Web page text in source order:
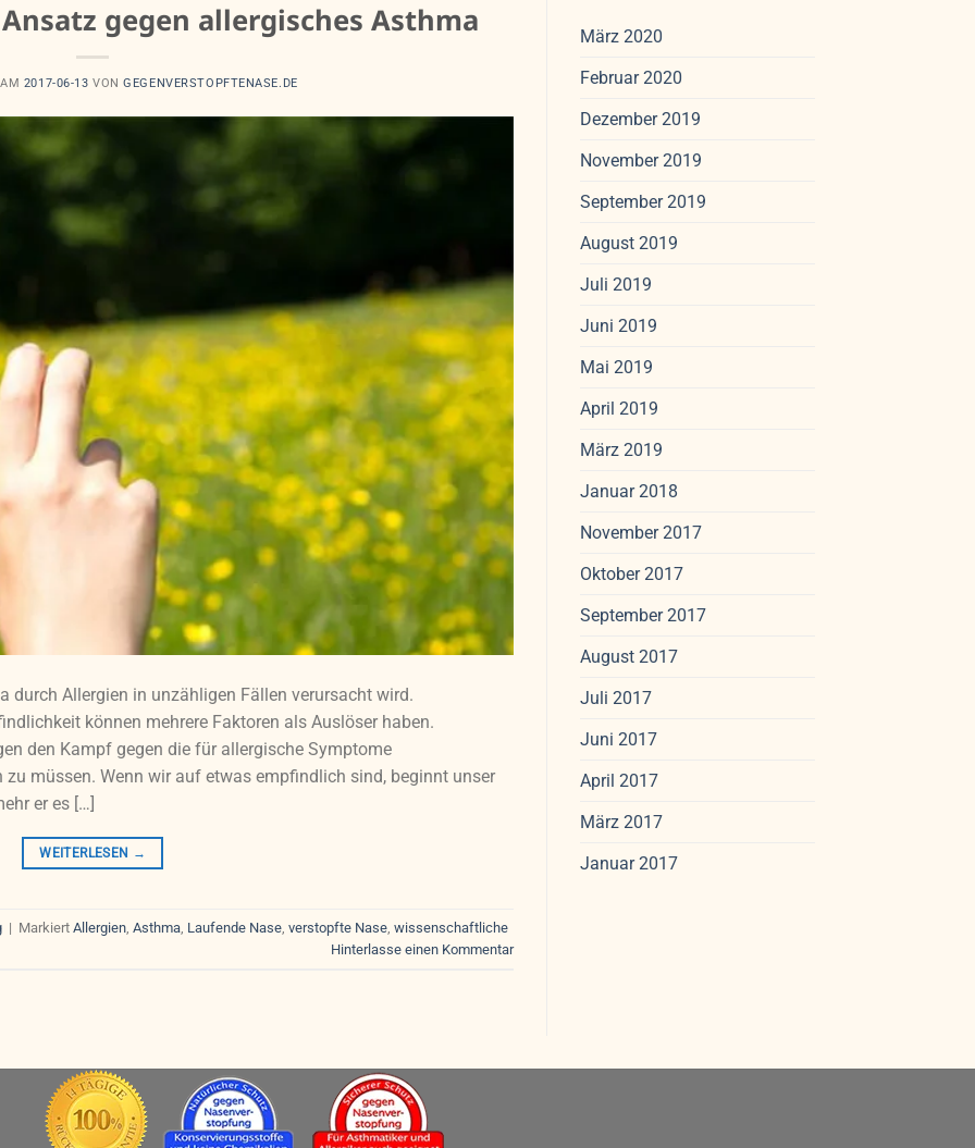
gegen allergisches Asthma
2017-06-13 VONGEGENVERSTOPFTENASE.DE
durch Allergien in unzähligen Fällen verursacht wird.
können mehrere Faktoren als Auslöser haben.
den Kampf gegen die für allergische Symptome
müssen. Wenn wir auf etwas empfindlich sind, beginnt unser
er es […]
WEITERLESEN →
| Markiert Allergien Asthma Laufende Nase verstopfte Nase wissenschaftliche
Hinterlasse einen Kommentar
März 2020
Februar 2020
Dezember 2019
November 2019
September 2019
August 2019
Juli 2019
Juni 2019
Mai 2019
April 2019
März 2019
Januar 2018
November 2017
Oktober 2017
September 2017
August 2017
Juli 2017
Juni 2017
April 2017
März 2017
Januar 2017